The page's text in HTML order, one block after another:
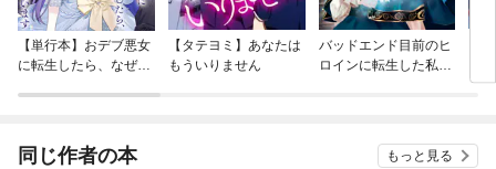
【単行本】おデブ悪女
に転生したら、なぜか
【タテヨミ】あなたは
もういりません
バッドエンド目前のヒ
ロインに転生した私、
同じ作者の本 もっと見る